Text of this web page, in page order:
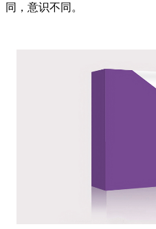
同，意识不同。